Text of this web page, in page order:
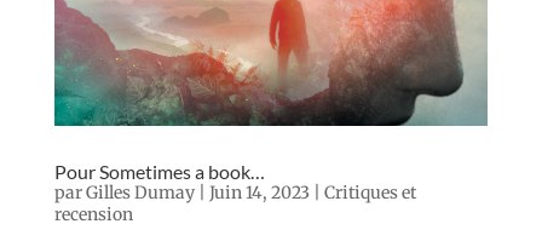
Pour Sometimes a book…
parGilles Dumay| Juin 14, 2023
Critiques et
recension